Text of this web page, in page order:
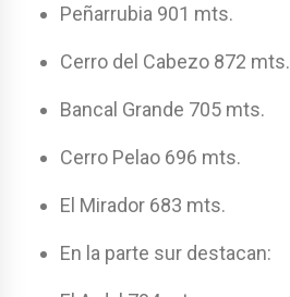
Peñarrubia 901 mts.
Cerro del Cabezo 872 mts.
Bancal Grande 705 mts.
Cerro Pelao 696 mts.
El Mirador 683 mts.
En la parte sur destacan: